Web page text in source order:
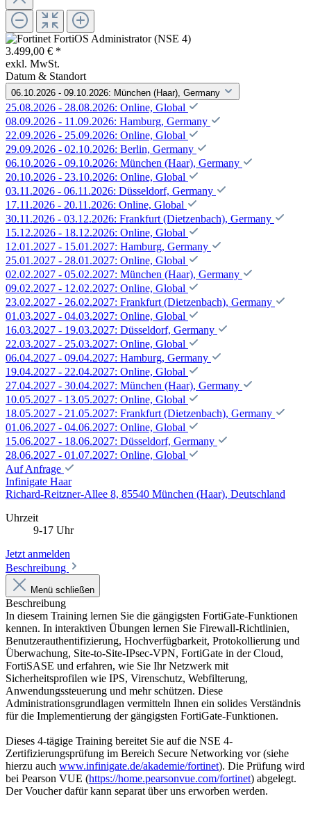
3.499,00 € *
exkl. MwSt.
Datum & Standort
06.10.2026 - 09.10.2026: München (Haar), Germany
25.08.2026 - 28.08.2026: Online, Global
08.09.2026 - 11.09.2026: Hamburg, Germany
22.09.2026 - 25.09.2026: Online, Global
29.09.2026 - 02.10.2026: Berlin, Germany
06.10.2026 - 09.10.2026: München (Haar), Germany
20.10.2026 - 23.10.2026: Online, Global
03.11.2026 - 06.11.2026: Düsseldorf, Germany
17.11.2026 - 20.11.2026: Online, Global
30.11.2026 - 03.12.2026: Frankfurt (Dietzenbach), Germany
15.12.2026 - 18.12.2026: Online, Global
12.01.2027 - 15.01.2027: Hamburg, Germany
25.01.2027 - 28.01.2027: Online, Global
02.02.2027 - 05.02.2027: München (Haar), Germany
09.02.2027 - 12.02.2027: Online, Global
23.02.2027 - 26.02.2027: Frankfurt (Dietzenbach), Germany
01.03.2027 - 04.03.2027: Online, Global
16.03.2027 - 19.03.2027: Düsseldorf, Germany
22.03.2027 - 25.03.2027: Online, Global
06.04.2027 - 09.04.2027: Hamburg, Germany
19.04.2027 - 22.04.2027: Online, Global
27.04.2027 - 30.04.2027: München (Haar), Germany
10.05.2027 - 13.05.2027: Online, Global
18.05.2027 - 21.05.2027: Frankfurt (Dietzenbach), Germany
01.06.2027 - 04.06.2027: Online, Global
15.06.2027 - 18.06.2027: Düsseldorf, Germany
28.06.2027 - 01.07.2027: Online, Global
Auf Anfrage
Infinigate Haar
Richard-Reitzner-Allee 8, 85540 München (Haar), Deutschland
Uhrzeit
9-17 Uhr
Jetzt anmelden
Beschreibung
Menü schließen
Beschreibung
In diesem Training lernen Sie die gängigsten FortiGate-Funktionen
kennen. In interaktiven Übungen lernen Sie Firewall-Richtlinien,
Benutzerauthentifizierung, Hochverfügbarkeit, Protokollierung und
Überwachung, Site-to-Site-IPsec-VPN, FortiGate in der Cloud,
FortiSASE und erfahren, wie Sie Ihr Netzwerk mit
Sicherheitsprofilen wie IPS, Virenschutz, Webfilterung,
Anwendungssteuerung und mehr schützen. Diese
Administrationsgrundlagen vermitteln Ihnen ein solides Verständnis
für die Implementierung der gängigsten FortiGate-Funktionen.
Dieses 4-tägige Training bereitet Sie auf die NSE 4-
Zertifizierungsprüfung im Bereich Secure Networking vor (siehe
hierzu auch www.infinigate.de/akademie/fortinet). Die Prüfung wird
bei Pearson VUE (https://home.pearsonvue.com/fortinet) abgelegt.
Der Voucher dafür kann separat über uns erworben werden.